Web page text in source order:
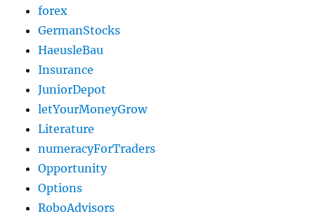
forex
GermanStocks
HaeusleBau
Insurance
JuniorDepot
letYourMoneyGrow
Literature
numeracyForTraders
Opportunity
Options
RoboAdvisors